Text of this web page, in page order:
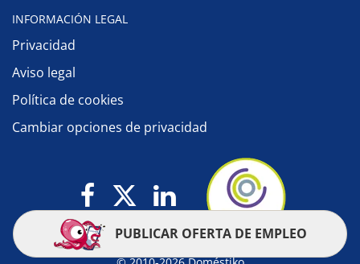
INFORMACIÓN LEGAL
Privacidad
Aviso legal
Política de cookies
Cambiar opciones de privacidad
PUBLICAR OFERTA DE EMPLEO